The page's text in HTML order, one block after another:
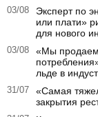
03/08
Эксперт по
или плати»
для нового
03/08
«Мы продаем
льде в
31/07
«Самая
закрытия